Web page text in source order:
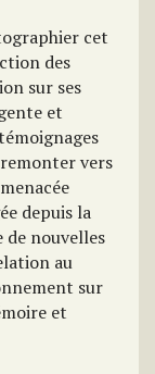
cet
des
sur ses
et
vers
depuis la
nouvelles
au
sur
et